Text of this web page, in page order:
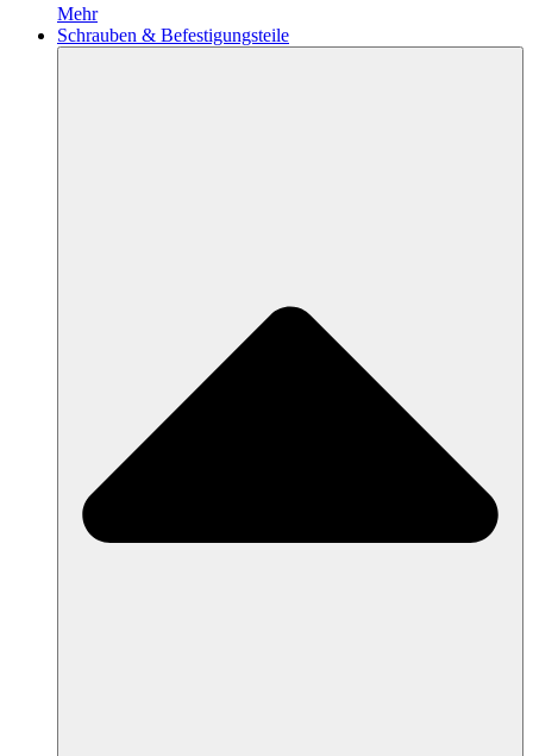
Mehr
Schrauben & Befestigungsteile